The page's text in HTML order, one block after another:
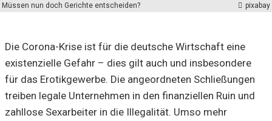
Müssen nun doch Gerichte entscheiden? pixabay
Die Corona-Krise ist für die deutsche Wirtschaft eine
existenzielle Gefahr – dies gilt auch und insbesondere
für das Erotikgewerbe. Die angeordneten Schließungen
treiben legale Unternehmen in den finanziellen Ruin und
zahllose Sexarbeiter in die Illegalität. Umso mehr